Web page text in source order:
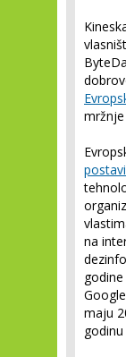
na
maju